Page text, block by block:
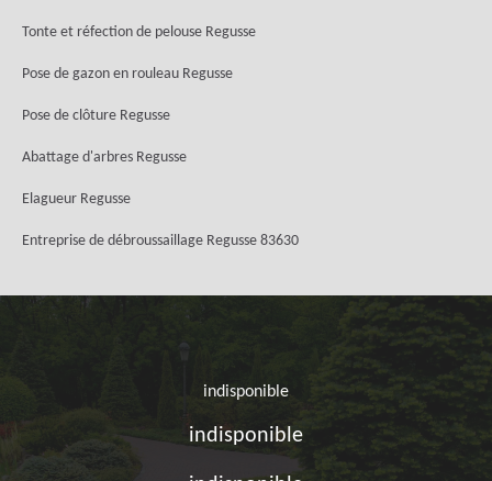
Tonte et réfection de pelouse Regusse
Pose de gazon en rouleau Regusse
Pose de clôture Regusse
Abattage d'arbres Regusse
Elagueur Regusse
Entreprise de débroussaillage Regusse 83630
indisponible
indisponible